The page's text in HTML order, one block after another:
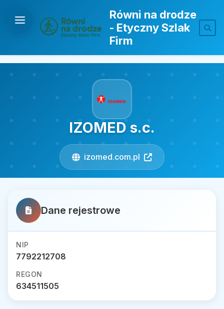
Równi na drodze
- Etyczny Szlak
Firm
IZOMED s.c.
izomed.com.pl
Dane rejestrowe
NIP
7792212708
REGON
634511505